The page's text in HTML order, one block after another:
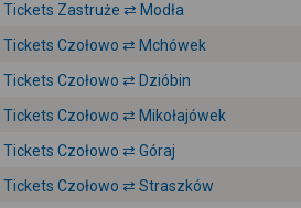
Tickets Zastruże ⇄ Modła
Tickets Czołowo ⇄ Mchówek
Tickets Czołowo ⇄ Dzióbin
Tickets Czołowo ⇄ Mikołajówek
Tickets Czołowo ⇄ Góraj
Tickets Czołowo ⇄ Straszków